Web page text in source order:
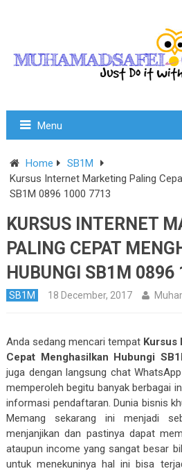
Menu
Home
SB1M
Kursus Internet Marketing Paling
SB1M 0896 1000 7713
KURSUS INTERNET
PALING CEPAT
HUBUNGI SB1M
SB1M 18 December, 2017
Anda sedang mencari tempat Kursus
Cepat Menghasilkan Hubungi
juga dengan langsung chat
memperoleh begitu banyak berbagai
informasi pendaftaran. Dunia bisnis
Memang sekarang ini menjadi
menjanjikan dan pastinya dapat
ataupun income yang sangat besar
untuk menekuninya hal ini bisa